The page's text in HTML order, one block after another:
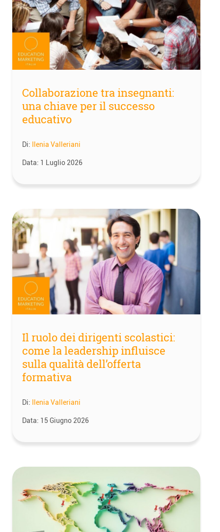
Collaborazione tra insegnanti:
una chiave per il successo
educativo
Di: Ilenia Valleriani
Data: 1 Luglio 2026
Il ruolo dei dirigenti scolastici:
come la leadership influisce
sulla qualità dell’offerta
formativa
Di: Ilenia Valleriani
Data: 15 Giugno 2026